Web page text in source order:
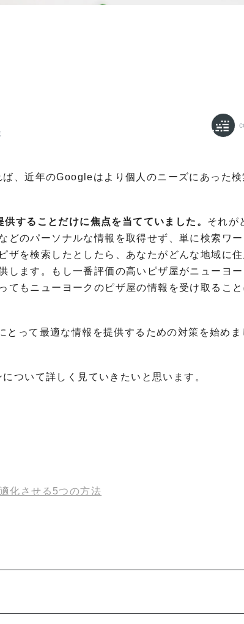
ば、近年のGoogleはより個人のニーズにあった検
することだけに焦点を当てていました。 それが
どのパーソナルな情報を取得せず、単に検索ワー
ザを検索したとしたら、あなたがどんな地域に住
します。もし一番評価の高いピザ屋がニューヨー
てもニューヨークのピザ屋の情報を受け取ること
とって最適な情報を提供するための対策を始めま
ついて詳しく見ていきたいと思います。
化させる5つの方法